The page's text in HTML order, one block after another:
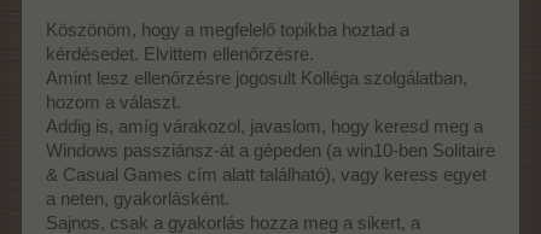
Köszönöm, hogy a megfelelő topikba hoztad a
kérdésedet. Elvittem ellenőrzésre.
Amint lesz ellenőrzésre jogosult Kolléga szolgálatban,
hozom a választ.
Addig is, amíg várakozol, javaslom, hogy keresd meg a
Windows passziánsz-át a gépeden (a win10-ben Solitaire
& Casual Games cím alatt található), vagy keress egyet
a neten, gyakorlásként.
Sajnos, csak a gyakorlás hozza meg a sikert, a